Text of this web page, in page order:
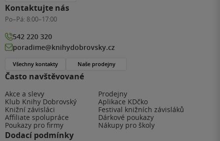
Často navštěvované
Akce a slevy
Prodejny
Klub Knihy Dobrovský
Aplikace KDčko
Knižní závisláci
Festival knižních závisláků
Affiliate spolupráce
Dárkové poukazy
Poukazy pro firmy
Nákupy pro školy
Dodací podmínky
Kontaktujte nás
Po–Pá: 8:00–17:00
542 220 320
poradime@knihydobrovsky.cz
Všechny kontakty Naše prodejny